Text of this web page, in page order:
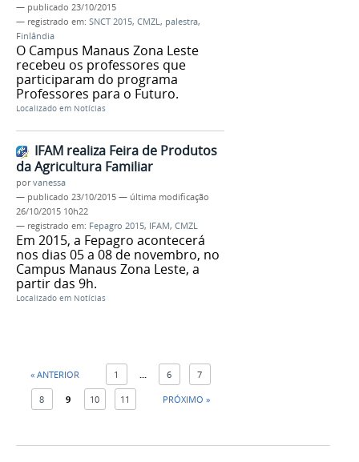
— publicado 23/10/2015
— registrado em: SNCT 2015, CMZL , palestra,
Finlândia
O Campus Manaus Zona Leste
recebeu os professores que
participaram do programa
Professores para o Futuro.
Localizado em Notícias
IFAM realiza Feira de Produtos
da Agricultura Familiar
porvanessa
— publicado 23/10/2015 — última modificação
26/10/2015 10h22
— registrado em: Fepagro 2015, IFAM, CMZL
Em 2015, a Fepagro acontecerá
nos dias 05 a 08 de novembro, no
Campus Manaus Zona Leste, a
partir das 9h.
Localizado em Notícias
« ANTERIOR 1 ... 6 7
8 9 10 11 PRÓXIMO »